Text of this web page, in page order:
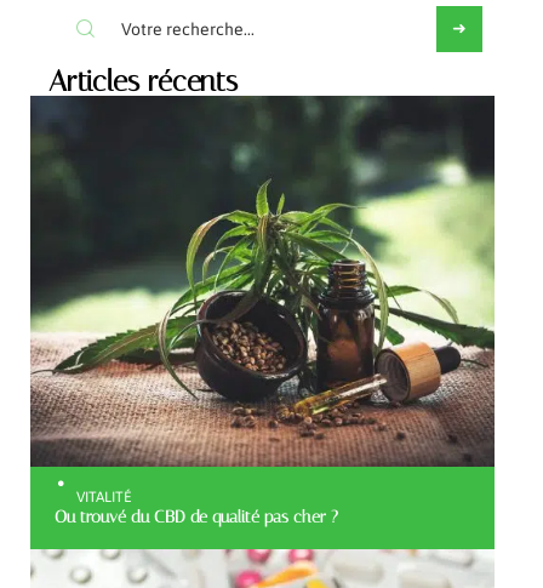
Articles récents
VITALITÉ
Ou trouvé du CBD de qualité pas cher ?